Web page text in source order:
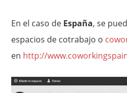
En el caso de España, se
espacios de cotrabajo o
en http://